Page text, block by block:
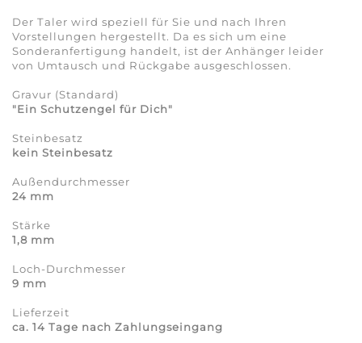
Der Taler wird speziell für Sie und nach Ihren
Vorstellungen hergestellt. Da es sich um eine
Sonderanfertigung handelt, ist der Anhänger leider
von Umtausch und Rückgabe ausgeschlossen.
Gravur (Standard)
"Ein Schutzengel für Dich"
Steinbesatz
kein Steinbesatz
Außendurchmesser
24 mm
Stärke
1,8 mm
Loch-Durchmesser
9 mm
Lieferzeit
ca. 14 Tage nach Zahlungseingang